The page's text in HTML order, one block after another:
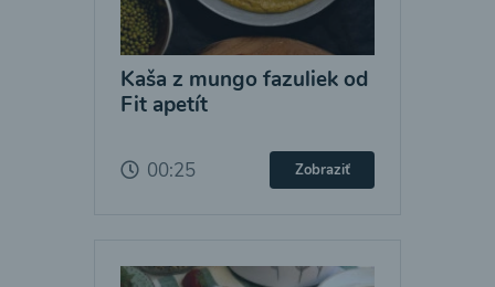
Kaša z mungo fazuliek od
Fit apetít
00:25 Zobraziť